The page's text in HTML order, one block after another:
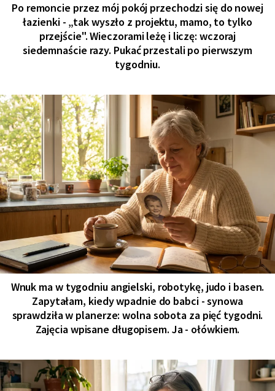
Po remoncie przez mój pokój przechodzi się do nowej
łazienki - „tak wyszło z projektu, mamo, to tylko
przejście". Wieczorami leżę i liczę: wczoraj
siedemnaście razy. Pukać przestali po pierwszym
tygodniu.
Wnuk ma w tygodniu angielski, robotykę, judo i basen.
Zapytałam, kiedy wpadnie do babci - synowa
sprawdziła w planerze: wolna sobota za pięć tygodni.
Zajęcia wpisane długopisem. Ja - ołówkiem.